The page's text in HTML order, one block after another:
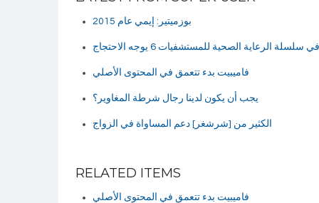
بوزميتير: إيمي عام 2015
الرعاية الصحية للمستشفيات 6 يوجه الاحتجاج
فاميبيت بدء تتعمق في المحتوى الأصلي
يجب أن يكون لدينا رجال شرطة المغاوير؟
الكثير من [شرشغر] دعم المساواة في الزواج
RELATED ITEMS
فاميبيت بدء تتعمق في المحتوى الأصلي